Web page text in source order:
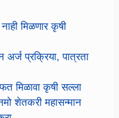
मिळणार कृषी
प्रक्रिया, पात्रता
मिळावा कृषी सल्ला
शेतकरी महासन्मान